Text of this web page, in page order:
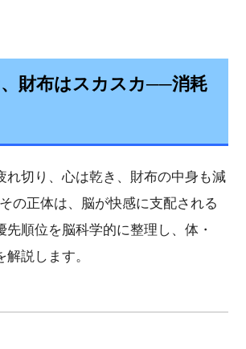
財布はスカスカ──消耗
切り、心は乾き、財布の中身も減
の正体は、脳が快感に支配される
順位を脳科学的に整理し、体・
説します。